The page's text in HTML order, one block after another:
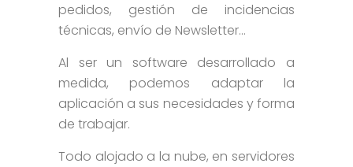
pedidos, gestión de incidencias
técnicas, envío de Newsletter…
Al ser un software desarrollado a
medida, podemos adaptar la
aplicación a sus necesidades y forma
de trabajar.
Todo alojado a la nube, en servidores